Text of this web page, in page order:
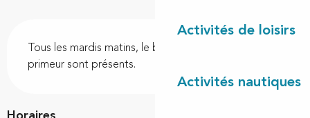
Activités de loisirs
Activités nautiques
Tous les mardis matins, le boucher/charcutier et le
primeur sont présents.